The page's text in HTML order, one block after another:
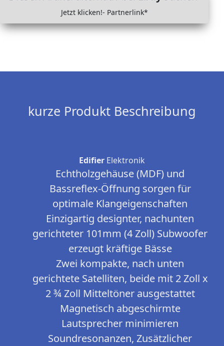
Jetzt klicken!- Partnerlink*
kurze Produkt Beschreibung
Edifier Elektronik
Echtholzgehäuse (MDF) und
Bassreflex-Öffnung sorgen für
optimale Klangeigenschaften
Einzigartig designter, nachunten
gerichteter 101mm (4 Zoll) Subwoofer
erzeugt kräftige Bässe
Zwei kompakte, nach unten
gerichtete Satelliten, beide mit 2 Zoll x
2 ¾ Zoll Mitteltöner ausgestattet
Magnetisch abgeschirmte
Lautsprecher minimieren
Soundresonanzen, Zusätzlicher